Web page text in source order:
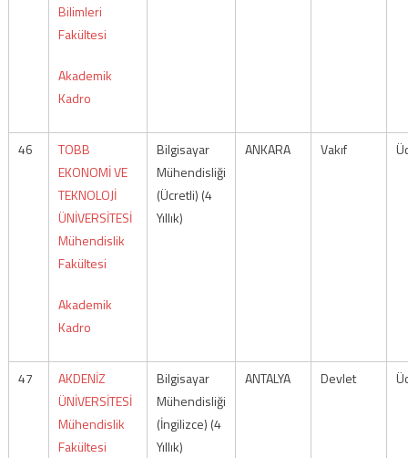
Bilimleri
Fakültesi
Akademik
Kadro
46
TOBB
EKONOMİ VE
TEKNOLOJİ
ÜNİVERSİTESİ
Mühendislik
Fakültesi
Akademik
Kadro
Bilgisayar
Mühendisliği
(Ücretli) (4
Yıllık)
ANKARA Vakıf
47
AKDENİZ
ÜNİVERSİTESİ
Mühendislik
Fakültesi
Bilgisayar
Mühendisliği
(İngilizce) (4
Yıllık)
ANTALYA Devlet